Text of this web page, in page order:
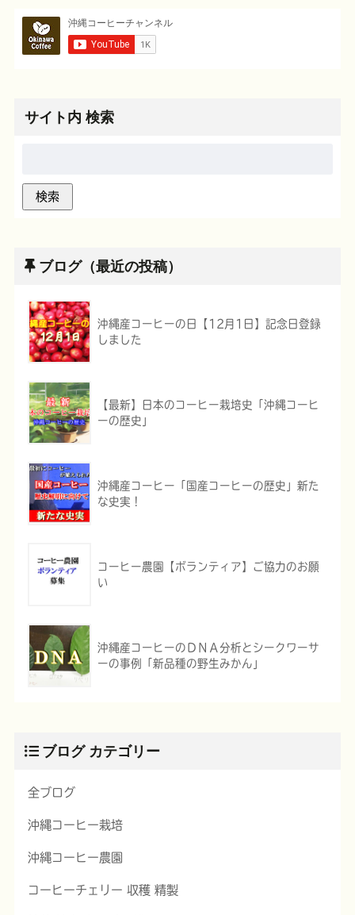
サイト内 検索
ブログ（最近の投稿）
沖縄産コーヒーの日【12月1日】記念日登録
しました
【最新】日本のコーヒー栽培史「沖縄コーヒ
ーの歴史」
沖縄産コーヒー「国産コーヒーの歴史」新た
な史実！
コーヒー農園【ボランティア】ご協力のお願
い
沖縄産コーヒーのＤＮＡ分析とシークワーサ
ーの事例「新品種の野生みかん」
ブログ カテゴリー
全ブログ
沖縄コーヒー栽培
沖縄コーヒー農園
コーヒーチェリー 収穫 精製